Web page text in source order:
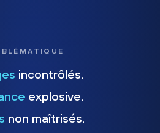
incontrôlés.
explosive.
non maîtrisés.